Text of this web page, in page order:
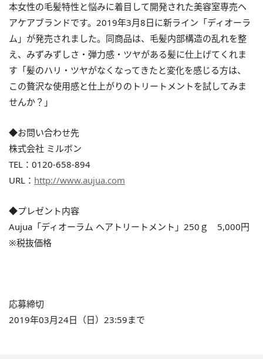
本女性の毛髪特性と悩みに着目して開発された美容室専売ヘ
アケアブランドです。2019年3月8日に新ライン「ディオーラ
ム」が発売されました。同商品は、毛髪内部構造の乱れを整
え、みずみずしさ・弾力感・ツヤがある髪に仕上げてくれま
す「髪のハリ・ツヤがなくなってきたと変化を感じる方は、
この贅沢な使用感と仕上がりのトリートメントを試してみま
せんか？」
◆お問い合わせ先
株式会社 ミルボン
TEL：0120-658-894
URL： http://www.aujua.com
◆プレゼント内容
Aujua「ディオーラム ヘアトリートメント」250ｇ 5,000円
※税抜価格
応募締切
2019年03月24日（日）23:59まで